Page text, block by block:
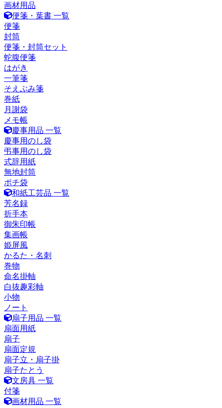
画材用品
便箋・葉書 一覧
便箋
封筒
便箋・封筒セット
蛇腹便箋
はがき
一筆箋
そえぶみ箋
巻紙
月謝袋
メモ帳
慶事用品 一覧
慶事用のし袋
弔事用のし袋
式辞用紙
無地封筒
ポチ袋
和紙工芸品 一覧
芳名録
折手本
御朱印帳
集画帳
姫屏風
かるた・名刺
巻物
命名掛軸
白抜趣彩軸
小物
ノート
扇子用品 一覧
扇面用紙
扇子
扇面定規
扇子立・扇子掛
扇子たとう
文房具 一覧
付箋
画材用品 一覧